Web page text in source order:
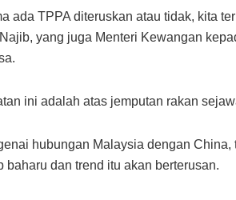
ada TPPA diteruskan atau tidak, kita
yang juga Menteri Kewangan
ini adalah atas jemputan rakan
hubungan Malaysia dengan
baharu dan trend itu akan berterusan.